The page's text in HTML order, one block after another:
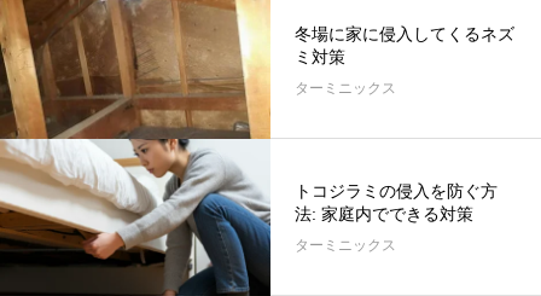
冬場に家に侵入してくるネズ
ミ対策
ターミニックス
トコジラミの侵入を防ぐ方
法: 家庭内でできる対策
ターミニックス